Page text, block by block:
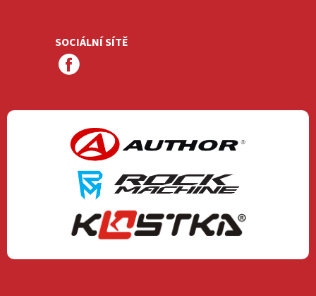
SOCIÁLNÍ SÍTĚ